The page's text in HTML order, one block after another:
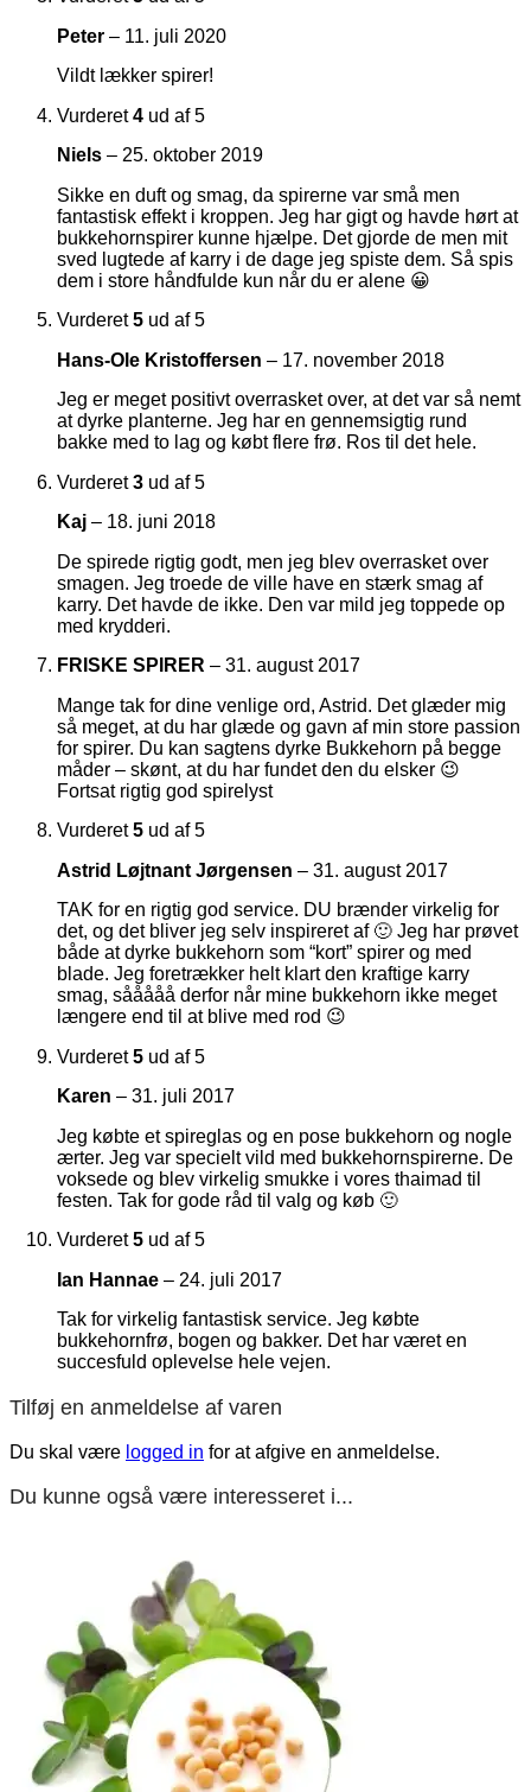
Peter – 11. juli 2020
Vildt lækker spirer!
Vurderet4 ud af 5
Niels – 25. oktober 2019
Sikke en duft og smag, da spirerne var små men
fantastisk effekt i kroppen. Jeg har gigt og havde hørt at
bukkehornspirer kunne hjælpe. Det gjorde de men mit
sved lugtede af karry i de dage jeg spiste dem. Så spis
dem i store håndfulde kun når du er alene 😀
Vurderet5 ud af 5
Hans-Ole Kristoffersen – 17. november 2018
Jeg er meget positivt overrasket over, at det var så nemt
at dyrke planterne. Jeg har en gennemsigtig rund
bakke med to lag og købt flere frø. Ros til det hele.
Vurderet3 ud af 5
Kaj – 18. juni 2018
De spirede rigtig godt, men jeg blev overrasket over
smagen. Jeg troede de ville have en stærk smag af
karry. Det havde de ikke. Den var mild jeg toppede op
med krydderi.
FRISKE SPIRER – 31. august 2017
Mange tak for dine venlige ord, Astrid. Det glæder mig
så meget, at du har glæde og gavn af min store passion
for spirer. Du kan sagtens dyrke Bukkehorn på begge
måder – skønt, at du har fundet den du elsker 😉
Fortsat rigtig god spirelyst
Vurderet5 ud af 5
Astrid Løjtnant Jørgensen – 31. august 2017
TAK for en rigtig god service. DU brænder virkelig for
det, og det bliver jeg selv inspireret af 🙂 Jeg har prøvet
både at dyrke bukkehorn som “kort” spirer og med
blade. Jeg foretrækker helt klart den kraftige karry
smag, sååååå derfor når mine bukkehorn ikke meget
længere end til at blive med rod 😉
Vurderet5 ud af 5
Karen – 31. juli 2017
Jeg købte et spireglas og en pose bukkehorn og nogle
ærter. Jeg var specielt vild med bukkehornspirerne. De
voksede og blev virkelig smukke i vores thaimad til
festen. Tak for gode råd til valg og køb 🙂
Vurderet5 ud af 5
Ian Hannae – 24. juli 2017
Tak for virkelig fantastisk service. Jeg købte
bukkehornfrø, bogen og bakker. Det har været en
succesfuld oplevelse hele vejen.
Tilføj en anmeldelse af varen
Du skal være logged in for at afgive en anmeldelse.
Du kunne også være interesseret i...